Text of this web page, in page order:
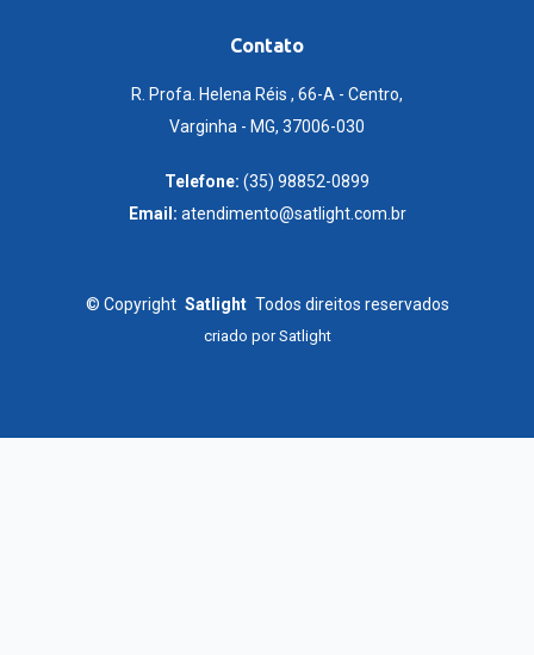
Contato
R. Profa. Helena Réis , 66-A - Centro,
Varginha - MG, 37006-030
Telefone: (35) 98852-0899
Email: atendimento@satlight.com.br
© Copyright Satlight Todos direitos reservados
criado porSatlight